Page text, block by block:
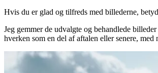
Hvis du er glad og tilfreds med billederne,
Jeg gemmer de udvalgte og behandlede
hverken som en del af aftalen eller senere,